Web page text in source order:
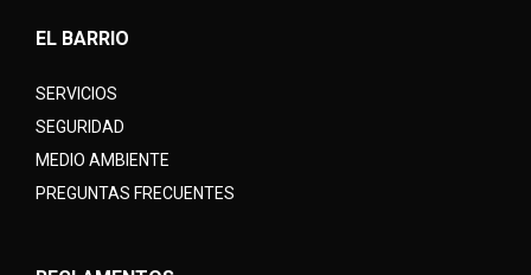
EL BARRIO
SERVICIOS
SEGURIDAD
MEDIO AMBIENTE
PREGUNTAS FRECUENTES